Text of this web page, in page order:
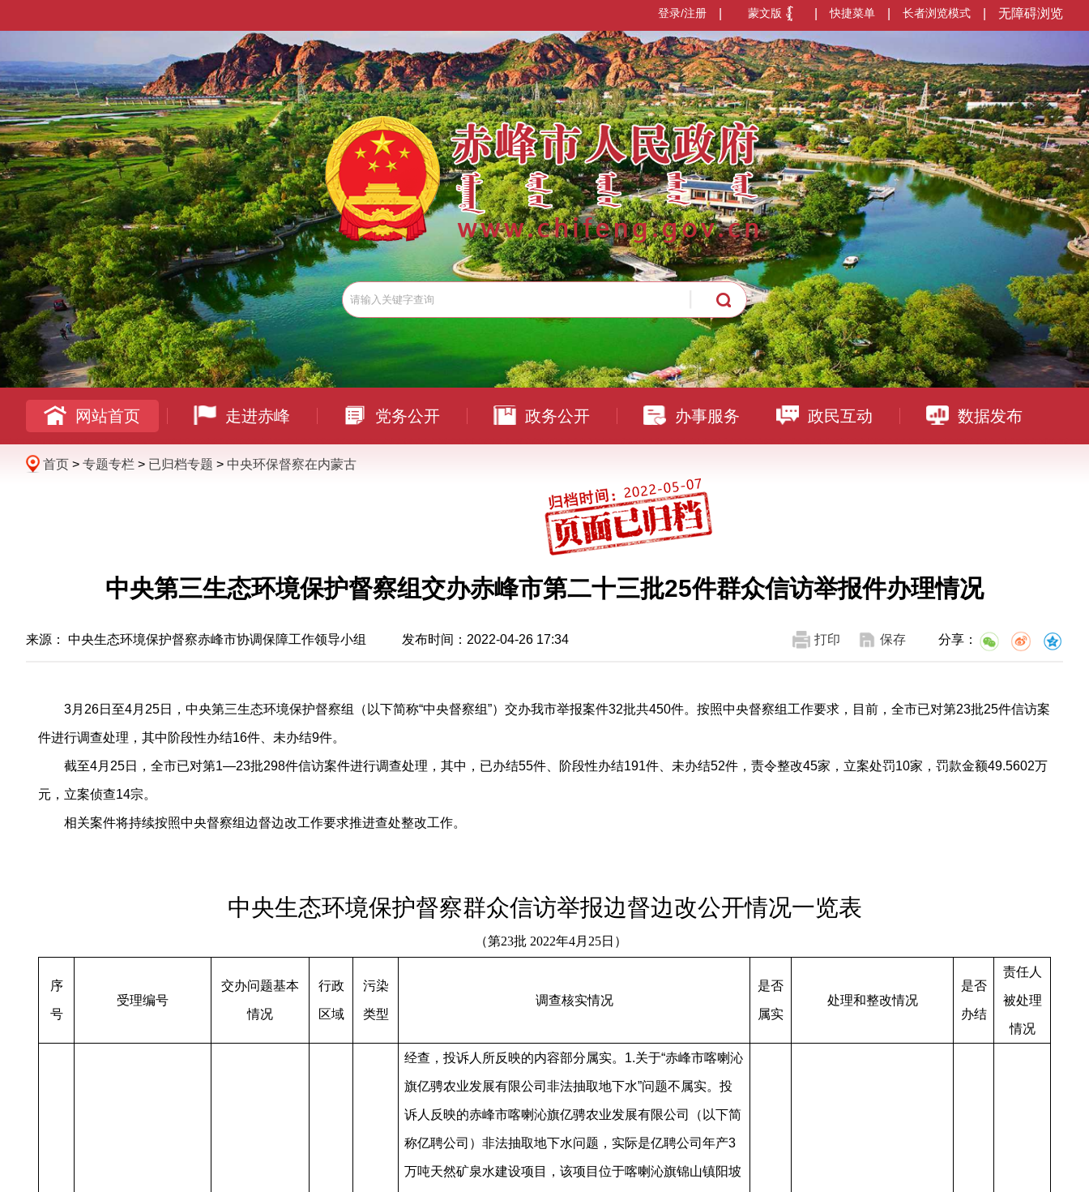
无障碍浏览
长者浏览模式
快捷菜单
蒙文版
登录/注册
网站首页 走进赤峰 党务公开 政务公开 办事服务 政民互动 数据发布
首页 > 专题专栏 > 已归档专题 > 中央环保督察在内蒙古
中央第三生态环境保护督察组交办赤峰市第二十三批25件群众信访举报件办理情况
来源： 中央生态环境保护督察赤峰市协调保障工作领导小组 发布时间：2022-04-26 17:34 打印 保存 分享：
3月26日至4月25日，中央第三生态环境保护督察组（以下简称“中央督察组”）交办我市举报案件32批共450件。按照中央督察组工作要求，目前，全市已对第23批25件信访案
件进行调查处理，其中阶段性办结16件、未办结9件。
截至4月25日，全市已对第1—23批298件信访案件进行调查处理，其中，已办结55件、阶段性办结191件、未办结52件，责令整改45家，立案处罚10家，罚款金额49.5602万
元，立案侦查14宗。
相关案件将持续按照中央督察组边督边改工作要求推进查处整改工作。
中央生态环境保护督察群众信访举报边督边改公开情况一览表
（第23批 2022年4月 25日）
序
号
受理编号
交办问题基本
情况
行政
区域
污染
类型
调查核实情况
是否
属实
处理和整改情况
是否
办结
责任人
被处理
情况
经查，投诉人所反映的内容部分属实。 1.关于“赤峰市喀喇沁
旗亿骋农业发展有限公司非法抽取地下水”问题不属实。投
诉人反映的赤峰市喀喇沁旗亿骋农业发展有限公司（以下简
称亿聘公司）非法抽取地下水问题，实际是亿聘公司年产3
万吨天然矿泉水建设项目，该项目位于喀喇沁旗锦山镇阳坡